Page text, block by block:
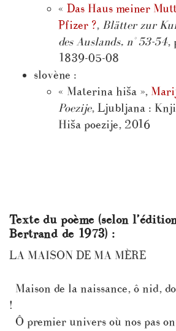
« Das Haus meiner
Pfizer ?, Blätter zur
des Auslands, n° 53-54,
1839-05-08
slovène :
« Materina hiša »,
Poezije, Ljubljana :
Hiša poezije, 2016
Texte du poème (selon
Bertrand de 1973) :
LA MAISON DE MA MÈRE
Maison de la naissance, ô nid,
!
Ô premier univers où nos pas